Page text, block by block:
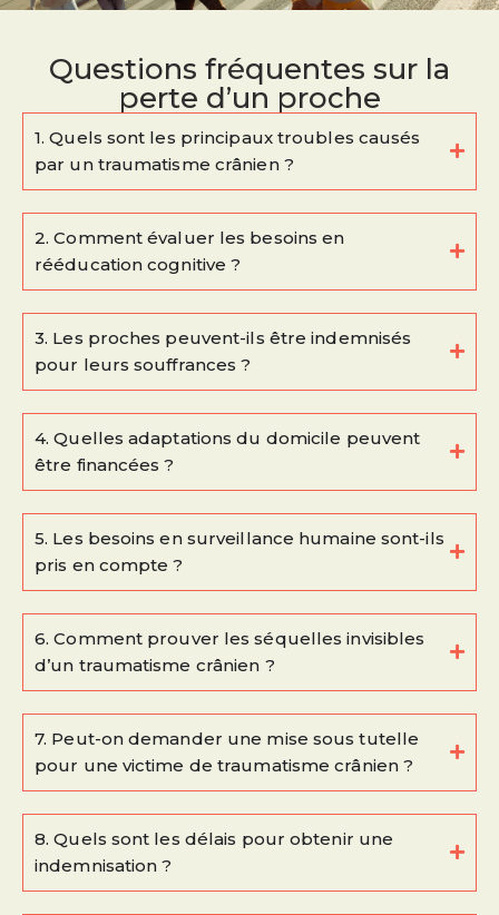
Questions fréquentes sur la
perte d’un proche
1. Quels sont les principaux troubles causés
par un traumatisme crânien ?
2. Comment évaluer les besoins en
rééducation cognitive ?
3. Les proches peuvent-ils être indemnisés
pour leurs souffrances ?
4. Quelles adaptations du domicile peuvent
être financées ?
5. Les besoins en surveillance humaine sont-ils
pris en compte ?
6. Comment prouver les séquelles invisibles
d’un traumatisme crânien ?
7. Peut-on demander une mise sous tutelle
pour une victime de traumatisme crânien ?
8. Quels sont les délais pour obtenir une
indemnisation ?